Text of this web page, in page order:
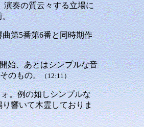
演奏の質云々する立場に
。
第5番第6番と同時期作
始、あとはシンプルな音
のもの。（12:11）
。例の如しシンプルな
響いて木霊しておりま